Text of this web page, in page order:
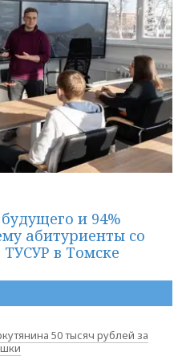
и 94%
абитуриенты со
в Томске
50 тысяч рублей за